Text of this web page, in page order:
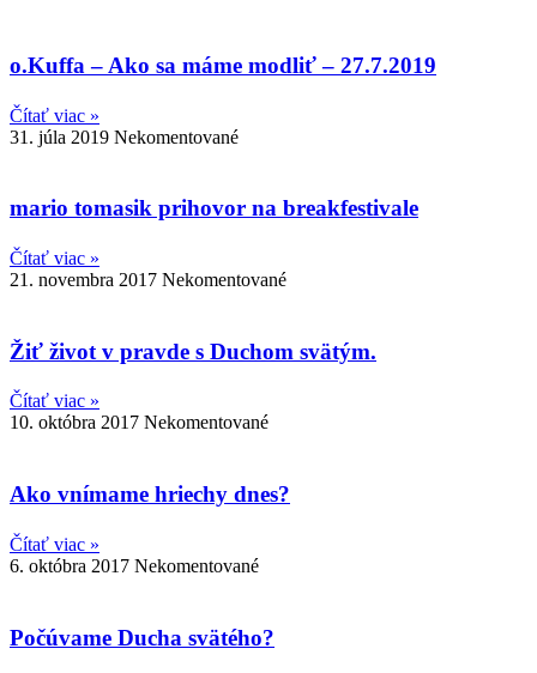
o.Kuffa – Ako sa máme modliť – 27.7.2019
Čítať viac »
31. júla 2019 Nekomentované
mario tomasik prihovor na breakfestivale
Čítať viac »
21. novembra 2017 Nekomentované
Žiť život v pravde s Duchom svätým.
Čítať viac »
10. októbra 2017 Nekomentované
Ako vnímame hriechy dnes?
Čítať viac »
6. októbra 2017 Nekomentované
Počúvame Ducha svätého?